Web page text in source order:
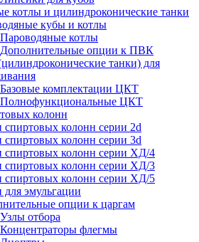
котлы и цилиндроконические танки
кубы и котлы
Пароводяные котлы
Дополнительные опции к ПВК
танки) для
Базовые комплектации ЦКТ
Полнофункциональные ЦКТ
колонн
спиртовых колонн серии 2d
спиртовых колонн серии 3d
спиртовых колонн серии ХД/4
спиртовых колонн серии ХД/3
спиртовых колонн серии ХД/5
для эмульгации
опции к царгам
Узлы отбора
Концентраторы флегмы